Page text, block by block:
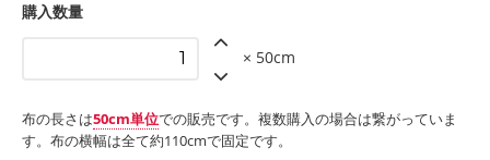
購入数量
× 50cm
布の長さは50cm単位での販売です。複数購入の場合は繋がっていま
す。布の横幅は全て約110cmで固定です。